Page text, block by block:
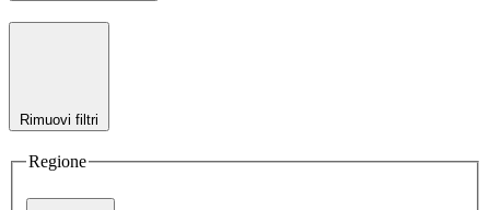
Rimuovi filtri
Regione